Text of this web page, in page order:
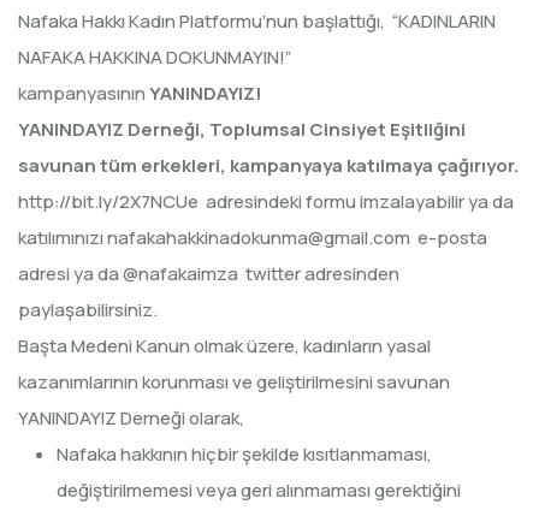
Nafaka Hakkı Kadın Platformu’nun başlattığı, “KADINLARIN
NAFAKA HAKKINA DOKUNMAYIN!”
kampanyasınınYANINDAYIZ!
YANINDAYIZ Derneği, Toplumsal Cinsiyet Eşitliğini
savunan tüm erkekleri, kampanyaya katılmaya çağırıyor.
http://bit.ly/2X7NCUe adresindeki formu imzalayabilir ya da
katılımınızınafakahakkinadokunma@gmail.com e-posta
adresi ya da@nafakaimza twitter adresinden
paylaşabilirsiniz.
Başta Medeni Kanun olmak üzere, kadınların yasal
kazanımlarının korunması ve geliştirilmesini savunan
YANINDAYIZ Derneği olarak,
Nafaka hakkının hiçbir şekilde kısıtlanmaması,
değiştirilmemesi veya geri alınmaması gerektiğini